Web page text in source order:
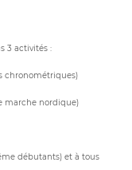
3 activités :
chronométriques)
marche nordique)
débutants) et à tous